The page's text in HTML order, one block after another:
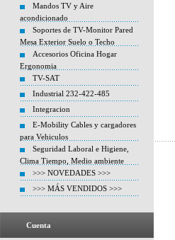
Mandos TV y Aire
acondicionado
Soportes de TV-Monitor Pared
Mesa Exterior Suelo o Techo
Accesorios Oficina Hogar
Ergonomia
TV-SAT
Industrial 232-422-485
Integracion
E-Mobility Cables y cargadores
para Vehiculos
Seguridad Laboral e Higiene,
Clima Tiempo, Medio ambiente
>>> NOVEDADES >>>
>>> MÁS VENDIDOS >>>
Cuenta